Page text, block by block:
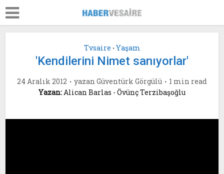
Tvsaire • Yaşam
'Kendilerini Nimet sanıyorlar'
24 Aralık 2012 yazan Güventürk Görgülü
1 min read
Yazan:Alican Barlas - Övünç Terzibaşoğlu